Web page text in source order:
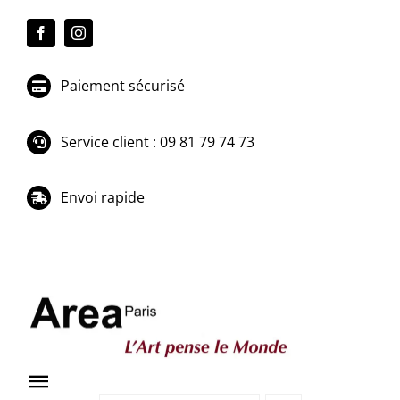
Paiement sécurisé
Service client : 09 81 79 74 73
Envoi rapide